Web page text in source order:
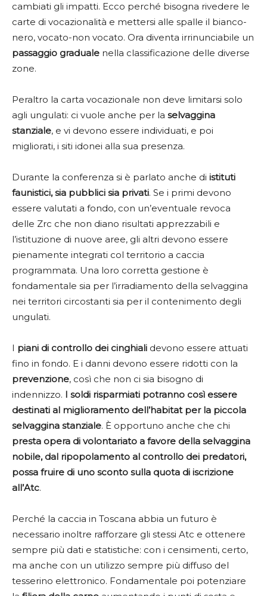
cambiati gli impatti. Ecco perché bisogna rivedere le
carte di vocazionalità e mettersi alle spalle il bianco-
nero, vocato-non vocato. Ora diventa irrinunciabile un
passaggio graduale nella classificazione delle diverse
zone.
Peraltro la carta vocazionale non deve limitarsi solo
agli ungulati: ci vuole anche per la selvaggina
stanziale, e vi devono essere individuati, e poi
migliorati, i siti idonei alla sua presenza.
Durante la conferenza si è parlato anche di istituti
faunistici, sia pubblici sia privati. Se i primi devono
essere valutati a fondo, con un’eventuale revoca
delle Zrc che non diano risultati apprezzabili e
l’istituzione di nuove aree, gli altri devono essere
pienamente integrati col territorio a caccia
programmata. Una loro corretta gestione è
fondamentale sia per l’irradiamento della selvaggina
nei territori circostanti sia per il contenimento degli
ungulati.
I piani di controllo dei cinghiali devono essere attuati
fino in fondo. E i danni devono essere ridotti con la
prevenzione, così che non ci sia bisogno di
indennizzo. I soldi risparmiati potranno così essere
destinati al miglioramento dell’habitat per la piccola
selvaggina stanziale. È opportuno anche che chi
presta opera di volontariato a favore della selvaggina
nobile, dal ripopolamento al controllo dei predatori,
possa fruire di uno sconto sulla quota di iscrizione
all’Atc.
Perché la caccia in Toscana abbia un futuro è
necessario inoltre rafforzare gli stessi Atc e ottenere
sempre più dati e statistiche: con i censimenti, certo,
ma anche con un utilizzo sempre più diffuso del
tesserino elettronico. Fondamentale poi potenziare